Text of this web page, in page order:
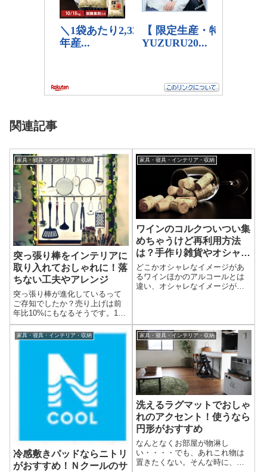
関連記事
家具・寝具・インテリア・収納
突っ張り棒をインテリアに
取り入れておしゃれに！落
ちない工夫やアレンジ
突っ張り棒が進化しているって
ご存知でしたか？売り上げは前
年比10%にもなるそうです。100
円ショップでも購入できる突っ
張り棒ですが、今やインテリア
には欠かせないアイテムになり
つつあるようです。突っ張り棒
をインテリアに取り入れて、お
家具・寝具・インテリア・収納
ワインのコルクついつい集
めちゃうけど再利用方法
は？手作り雑貨やオシャレ
なインテリアのおすすめ
どこかオシャレなイメージがあ
るワインほかのアルコールとは
違い、オシャレなイメージがあ
みに、私はどっちがどっちでも
全然かまわないタイプですが…
飲みませんし（笑...
家具・寝具・インテリア・収納
冷感敷きパッドならニトリ
がおすすめ！Ｎクールのサ
家具・寝具・インテリア・収納
洗えるラグマットでおしゃ
れのアクセント！使うなら
円形がおすすめ
なんとなくお部屋が物淋し
い・・・・でも、あれこれ物は
置きたくない。そんな時に、ア